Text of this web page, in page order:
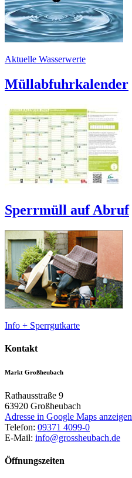
Aktuelle Wasserwerte
Müllabfuhrkalender
Sperrmüll auf Abruf
Info + Sperrgutkarte
Kontakt
Markt Großheubach
Rathausstraße 9
63920 Großheubach
Adresse in Google Maps anzeigen
Telefon: 09371 4099-0
E-Mail: info@grossheubach.de
Öffnungszeiten